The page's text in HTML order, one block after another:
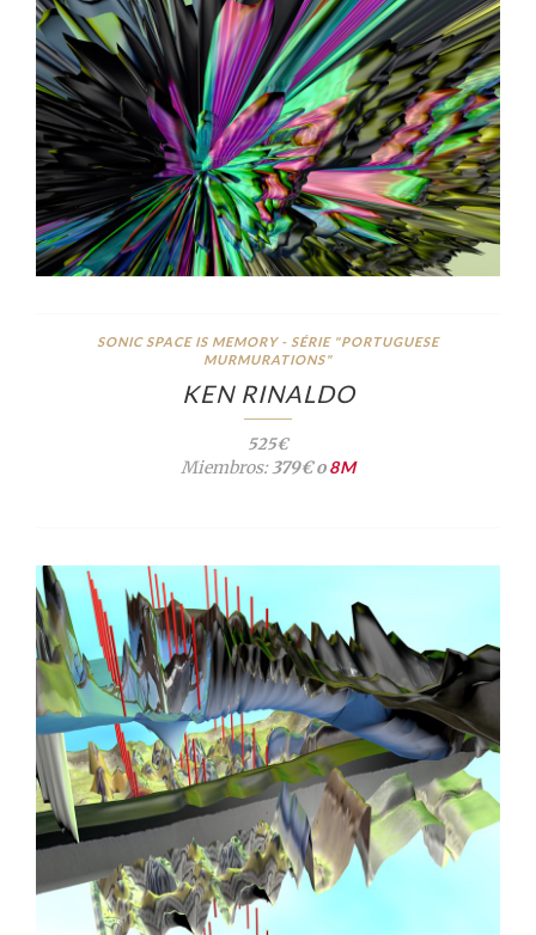
SONIC SPACE IS MEMORY - SÉRIE "PORTUGUESE
MURMURATIONS"
KEN RINALDO
525€
Miembros:379€ o8M